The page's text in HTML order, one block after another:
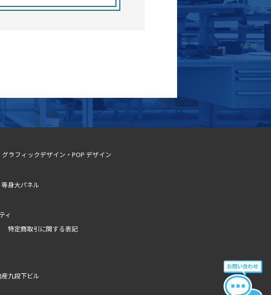
グラフィックデザイン・POP デザイン
等身大パネル
ィ
特定商取引に関する表記
九段下ビル